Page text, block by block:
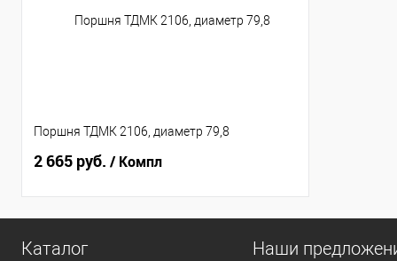
Поршня ТДМК 2106, диаметр 79,8
2 665 руб. / Компл
Каталог Наши